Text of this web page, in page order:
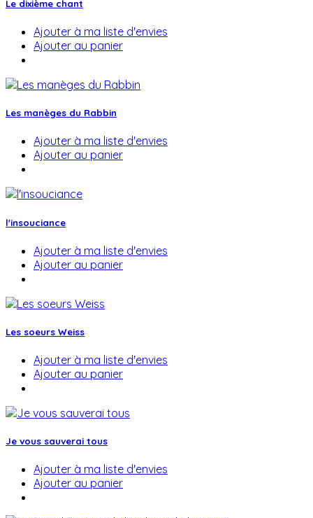
Le dixième chant
Ajouter à ma liste d'envies
Ajouter au panier
Les manèges du Rabbin
Ajouter à ma liste d'envies
Ajouter au panier
l'insouciance
Ajouter à ma liste d'envies
Ajouter au panier
Les soeurs Weiss
Ajouter à ma liste d'envies
Ajouter au panier
Je vous sauverai tous
Ajouter à ma liste d'envies
Ajouter au panier